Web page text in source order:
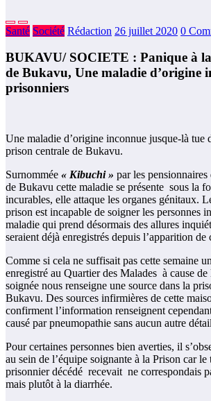
Santé Société Rédaction 26 juillet 2020 0
BUKAVU/ SOCIETE : Panique à
de Bukavu, Une maladie d’origine
prisonniers
Une maladie d’origine inconnue jusque-là tue
prison centrale de Bukavu.
Surnommée « Kibuchi » par les
de Bukavu cette maladie se présente sous la
incurables, elle attaque les organes génitaux.
prison est incapable de soigner les personnes
maladie qui prend désormais des allures
seraient déjà enregistrés depuis l’apparition de
Comme si cela ne suffisait pas cette semaine
enregistré au Quartier des Malades à cause de
soignée nous renseigne une source dans la
Bukavu. Des sources infirmières de cette
confirment l’information renseignent
causé par pneumopathie sans aucun autre
Pour certaines personnes bien averties, il
au sein de l’équipe soignante à la Prison car le
prisonnier décédé recevait ne correspondais
mais plutôt à la diarrhée.